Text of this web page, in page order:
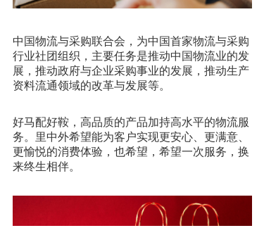
中国物流与采购联合会，为中国首家物流与采购
行业社团组织，主要任务是推动中国物流业的发
展，推动政府与企业采购事业的发展，推动生产
资料流通领域的改革与发展等。
好马配好鞍，高品质的产品加持高水平的物流服
务。里中外希望能为客户实现更安心、更满意、
更愉悦的消费体验，也希望，希望一次服务，换
来终生相伴。